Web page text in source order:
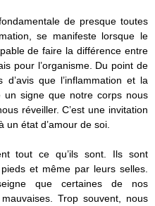
de presque toutes
se manifeste lorsque le
de faire la différence entre
pour l’organisme. Du point de
que l’inflammation et la
un signe que notre corps nous
réveiller. C’est une invitation
état d’amour de soi.
tout ce qu’ils sont. Ils sont
et même par leurs selles.
que certaines de nos
Trop souvent, nous